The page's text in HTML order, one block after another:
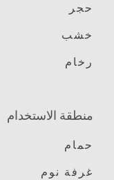
حجر
خشب
رخام
منطقة الاستخدام
حمام
غرفة نوم